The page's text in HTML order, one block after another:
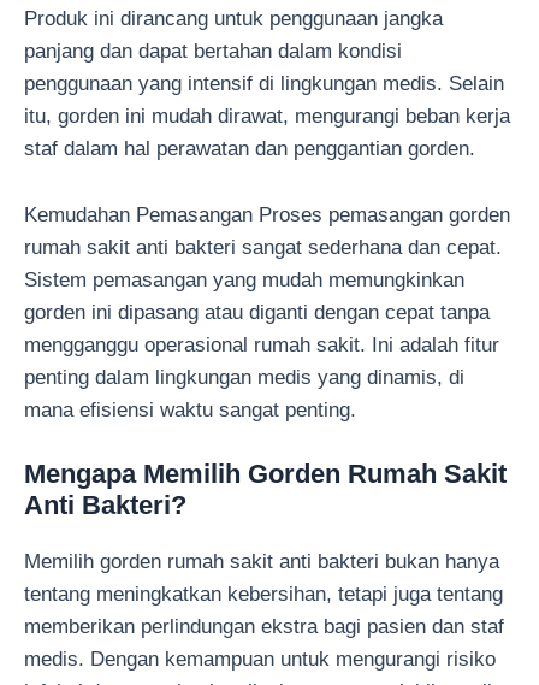
Produk ini dirancang untuk penggunaan jangka
panjang dan dapat bertahan dalam kondisi
penggunaan yang intensif di lingkungan medis. Selain
itu, gorden ini mudah dirawat, mengurangi beban kerja
staf dalam hal perawatan dan penggantian gorden.
Kemudahan Pemasangan Proses pemasangan gorden
rumah sakit anti bakteri sangat sederhana dan cepat.
Sistem pemasangan yang mudah memungkinkan
gorden ini dipasang atau diganti dengan cepat tanpa
mengganggu operasional rumah sakit. Ini adalah fitur
penting dalam lingkungan medis yang dinamis, di
mana efisiensi waktu sangat penting.
Mengapa Memilih Gorden Rumah Sakit
Anti Bakteri?
Memilih gorden rumah sakit anti bakteri bukan hanya
tentang meningkatkan kebersihan, tetapi juga tentang
memberikan perlindungan ekstra bagi pasien dan staf
medis. Dengan kemampuan untuk mengurangi risiko